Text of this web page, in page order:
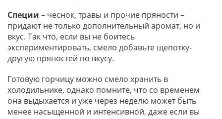
Специи – чеснок, травы и прочие пряности –
придают не только дополнительный аромат, но и
вкус. Так что, если вы не боитесь
экспериментировать, смело добавьте щепотку-
другую пряностей по вкусу.
Готовую горчицу можно смело хранить в
холодильнике, однако помните, что со временем
она выдыхается и уже через неделю может быть
менее насыщенной и интенсивной, даже если вы